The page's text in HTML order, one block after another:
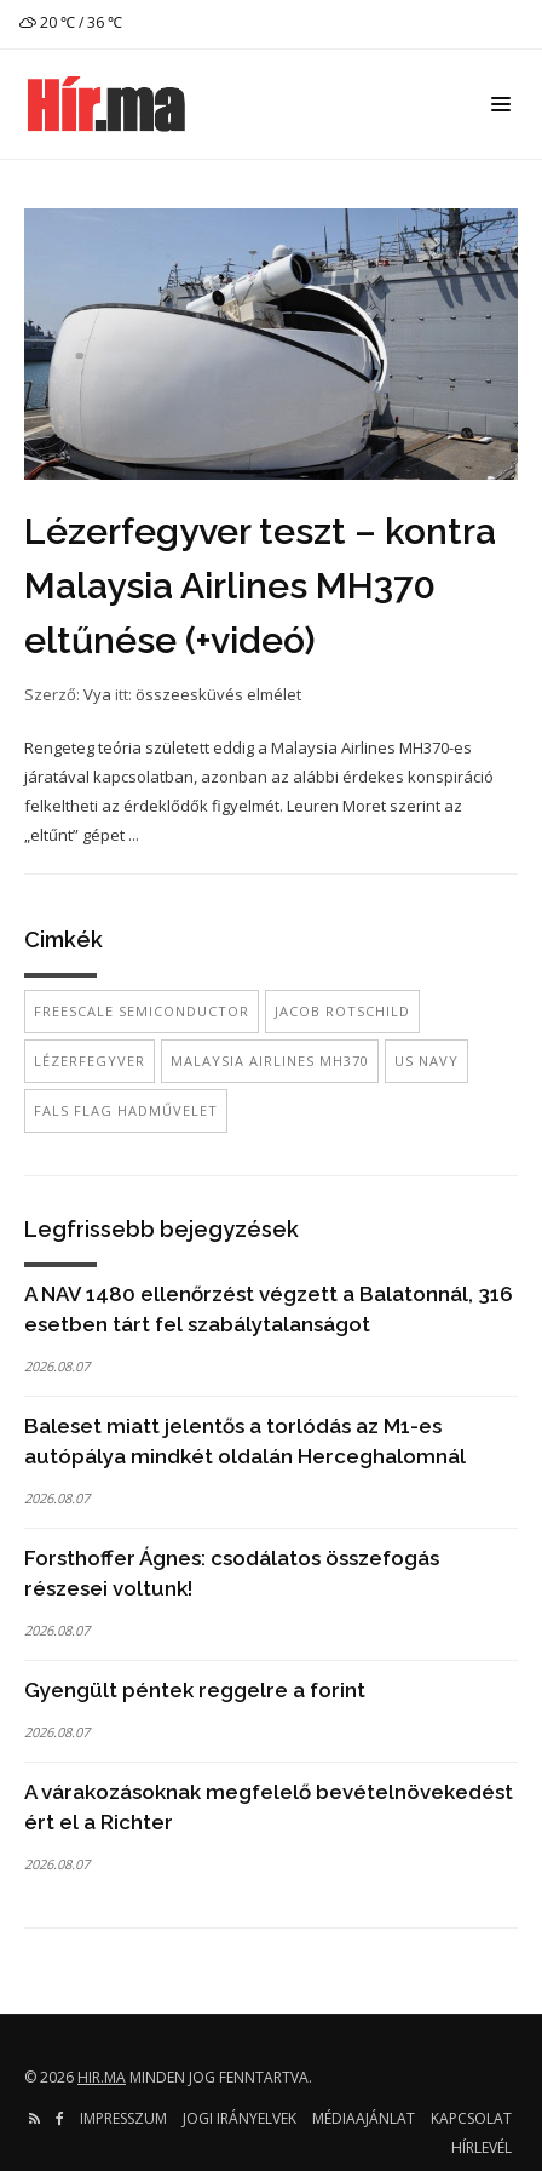
20 ℃ / 36 ℃
Lézerfegyver teszt – kontra
Malaysia Airlines MH370
eltűnése (+videó)
Szerző: Vya itt: összeesküvés elmélet
Rengeteg teória született eddig a Malaysia Airlines MH370-es
járatával kapcsolatban, azonban az alábbi érdekes konspiráció
felkeltheti az érdeklődők figyelmét. Leuren Moret szerint az
„eltűnt” gépet ...
Cimkék
FREESCALE SEMICONDUCTOR JACOB ROTSCHILD
LÉZERFEGYVER MALAYSIA AIRLINES MH370 US NAVY
FALS FLAG HADMŰVELET
Legfrissebb bejegyzések
A NAV 1480 ellenőrzést végzett a Balatonnál, 316
esetben tárt fel szabálytalanságot
2026.08.07
Baleset miatt jelentős a torlódás az M1-es
autópálya mindkét oldalán Herceghalomnál
2026.08.07
Forsthoffer Ágnes: csodálatos összefogás
részesei voltunk!
2026.08.07
Gyengült péntek reggelre a forint
2026.08.07
A várakozásoknak megfelelő bevételnövekedést
ért el a Richter
2026.08.07
© 2026 HIR.MA MINDEN JOG FENNTARTVA.
IMPRESSZUM
JOGI IRÁNYELVEK MÉDIAAJÁNLAT
KAPCSOLAT
HÍRLEVÉL